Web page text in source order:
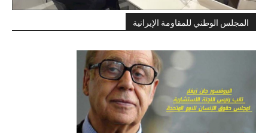
المجلس الوطني للمقاومة الإيرانية